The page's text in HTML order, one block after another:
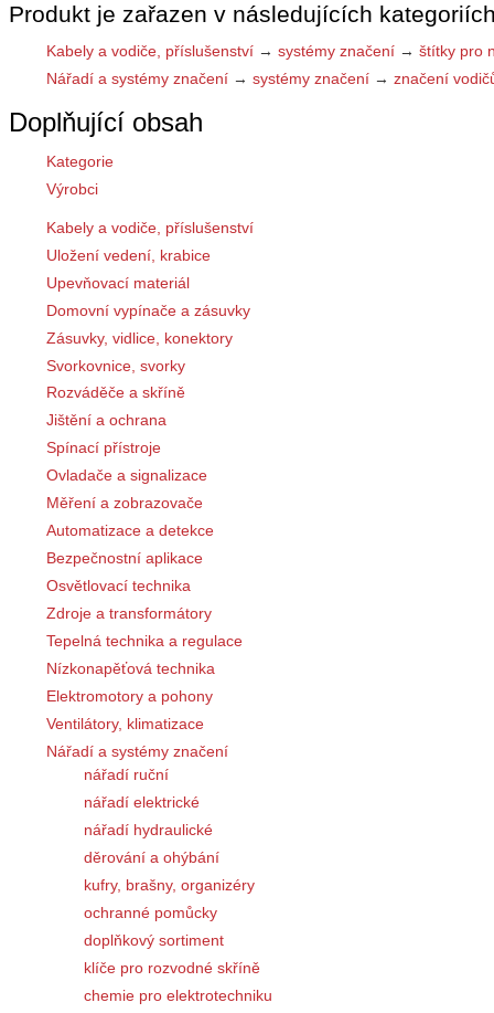
Produkt je zařazen v následujících
Kabely a vodiče, příslušenství → systémy značení → štítky pro
Nářadí a systémy značení → systémy značení → značení
Doplňující obsah
Kategorie
Výrobci
Kabely a vodiče, příslušenství
Uložení vedení, krabice
Upevňovací materiál
Domovní vypínače a zásuvky
Zásuvky, vidlice, konektory
Svorkovnice, svorky
Rozváděče a skříně
Jištění a ochrana
Spínací přístroje
Ovladače a signalizace
Měření a zobrazovače
Automatizace a detekce
Bezpečnostní aplikace
Osvětlovací technika
Zdroje a transformátory
Tepelná technika a regulace
Nízkonapěťová technika
Elektromotory a pohony
Ventilátory, klimatizace
Nářadí a systémy značení
nářadí ruční
nářadí elektrické
nářadí hydraulické
děrování a ohýbání
kufry, brašny, organizéry
ochranné pomůcky
doplňkový sortiment
klíče pro rozvodné skříně
chemie pro elektrotechniku